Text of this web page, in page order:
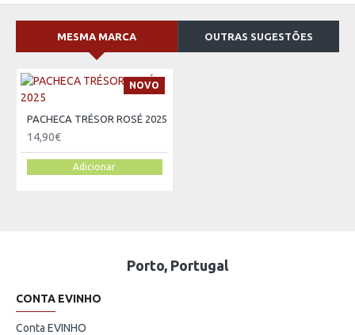
MESMA MARCA OUTRAS SUGESTÕES
NOVO
PACHECA TRÉSOR ROSÉ 2025
14,90€
Adicionar
Porto, Portugal
CONTA EVINHO
Conta EVINHO